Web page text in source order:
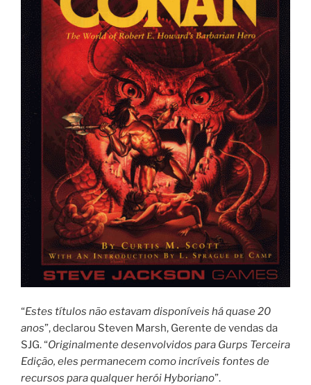
“Estes títulos não estavam disponíveis há quase 20
anos”, declarou Steven Marsh, Gerente de vendas da
SJG. “Originalmente desenvolvidos para Gurps Terceira
Edição, eles permanecem como incríveis fontes de
recursos para qualquer herói Hyboriano”.